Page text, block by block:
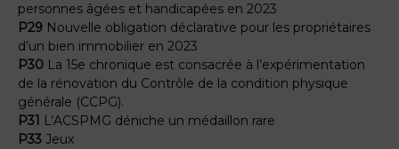
personnes âgées et handicapées en 2023
P29 Nouvelle obligation déclarative pour les propriétaires
d’un bien immobilier en 2023
P30 La 15e chronique est consacrée à l’expérimentation
de la rénovation du Contrôle de la condition physique
générale (CCPG).
P31 L’ACSPMG déniche un médaillon rare
P33 Jeux